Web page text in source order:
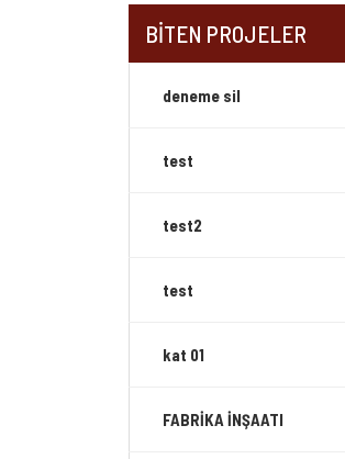
BİTEN PROJELER
deneme sil
test
test2
test
kat 01
FABRİKA İNŞAATI